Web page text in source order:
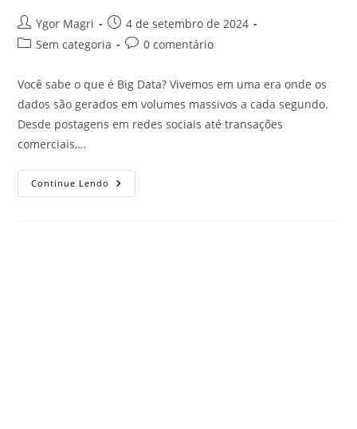
Ygor Magri
4 de setembro de 2024
Sem categoria
0 comentário
Você sabe o que é Big Data? Vivemos em uma era onde os
dados são gerados em volumes massivos a cada segundo.
Desde postagens em redes sociais até transações
comerciais,…
Continue Lendo